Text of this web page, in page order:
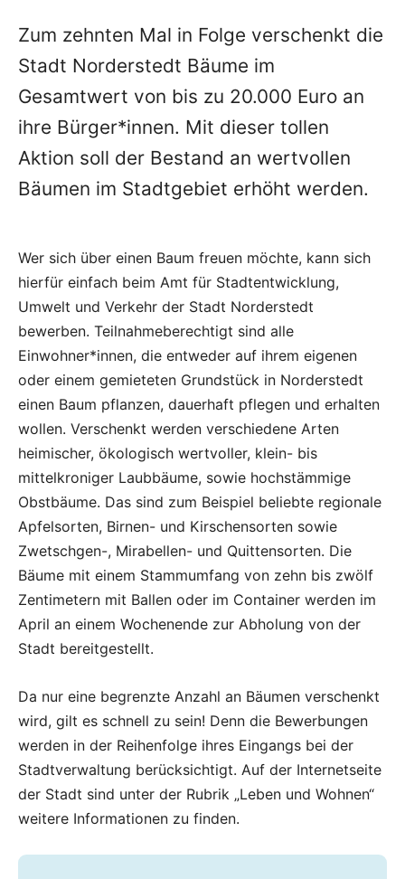
Zum zehnten Mal in Folge verschenkt die
Stadt Norderstedt Bäume im
Gesamtwert von bis zu 20.000 Euro an
ihre Bürger*innen. Mit dieser tollen
Aktion soll der Bestand an wertvollen
Bäumen im Stadtgebiet erhöht werden.
Wer sich über einen Baum freuen möchte, kann sich
hierfür einfach beim Amt für Stadtentwicklung,
Umwelt und Verkehr der Stadt Norderstedt
bewerben. Teilnahmeberechtigt sind alle
Einwohner*innen, die entweder auf ihrem eigenen
oder einem gemieteten Grundstück in Norderstedt
einen Baum pflanzen, dauerhaft pflegen und erhalten
wollen. Verschenkt werden verschiedene Arten
heimischer, ökologisch wertvoller, klein- bis
mittelkroniger Laubbäume, sowie hochstämmige
Obstbäume. Das sind zum Beispiel beliebte regionale
Apfelsorten, Birnen- und Kirschensorten sowie
Zwetschgen-, Mirabellen- und Quittensorten. Die
Bäume mit einem Stammumfang von zehn bis zwölf
Zentimetern mit Ballen oder im Container werden im
April an einem Wochenende zur Abholung von der
Stadt bereitgestellt.
Da nur eine begrenzte Anzahl an Bäumen verschenkt
wird, gilt es schnell zu sein! Denn die Bewerbungen
werden in der Reihenfolge ihres Eingangs bei der
Stadtverwaltung berücksichtigt. Auf der Internetseite
der Stadt sind unter der Rubrik „Leben und Wohnen“
weitere Informationen zu finden.